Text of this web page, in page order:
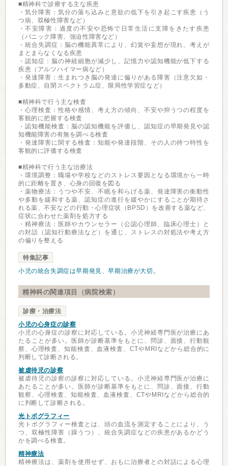
■精神科で診療する主な疾患
・気分障害：気分の落ち込みと意欲の低下を引き起こす疾患（う
つ病、双極性障害など）
・不安障害：過度の不安や恐怖で日常生活に支障をきたす疾患
（パニック障害、強迫性障害など）
・統合失調症：脳の機能異常により、幻覚や妄想が現れ、考えが
まとまらなくなる疾患
・認知症：脳の神経細胞が減少し、記憶力や認知機能が低下する
疾患（アルツハイマー病など）
・発達障害：生まれつき脳の発達に偏りがある障害（注意欠如・
多動症、自閉スペクトラム症、限局性学習症など）
■精神科で行う主な検査
・心理検査：性格や感情、考え方の傾向、不安や抑うつの程度を
客観的に把握する検査
・認知機能検査：脳の認知機能を評価し、認知症の早期発見や認
知機能障害の有無を調べる検査
・発達障害に関する検査：知能や発達段階、その人の持つ特性を
客観的に評価する検査
■精神科で行う主な治療法
・環境調整：職場や学校などのストレス要因となる環境から一時
的に距離を置き、心身の回復を図る
・薬物療法：うつや不安、不眠を和らげる薬、発達障害の衝動性
や多動を緩和する薬、認知症の進行を緩やかにすることが期待さ
れる薬、不安などの行動・心理症状（BPSD）を改善する薬など、
症状に合わせた薬剤を処方する
・精神療法：医師やカウンセラー（公認心理師、臨床心理士）と
の対話（認知行動療法など）を通じ、ストレスの対処法や考え方
の偏りを整える
特集記事
小児の統合失調症は早期発見、早期治療が大切。
精神科の関連項目（病院検索）
診療・治療法
小児の心身症の診察
小児の心身症の診察に対応している。小児神経専門医が治療にあ
たることが多い。医師が診断基準をもとに、問診、面接、行動観
察、心理検査、知能検査、血液検査、CTやMRIなどから総合的に
判断して診断される。
被虐待児の診察
被虐待児の診察の診察に対応している。小児神経専門医が治療に
あたることが多い。医師が診断基準をもとに、問診、面接、行動
観察、心理検査、知能検査、血液検査、CTやMRIなどから総合的
に判断して診断される。
光トポグラフィー
光トポグラフィー検査とは、頭の血流を測定することにより、う
つ、双極性障害（躁うつ）、統合失調症などの疾患があるかどう
かを調べる検査。
精神療法
精神療法は、薬剤を使用せず、おもに治療者との対話による心理